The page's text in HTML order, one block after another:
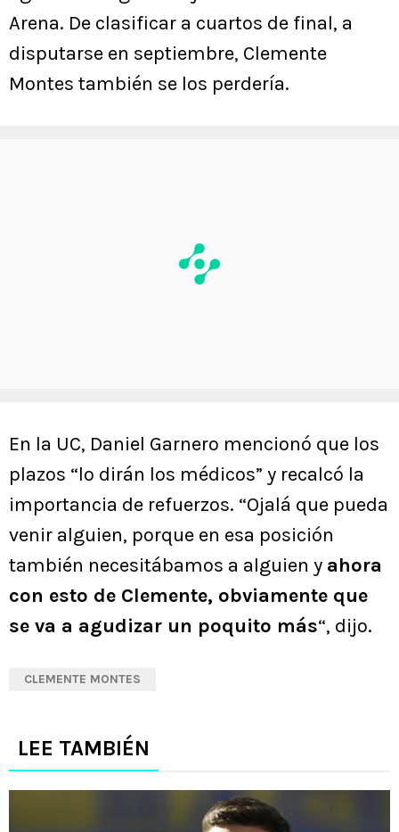
Arena. De clasificar a cuartos de final, a
disputarse en septiembre, Clemente
Montes también se los perdería.
En la UC, Daniel Garnero mencionó que los
plazos “lo dirán los médicos” y recalcó la
importancia de refuerzos. “Ojalá que pueda
venir alguien, porque en esa posición
también necesitábamos a alguien y ahora
con esto de Clemente, obviamente que
se va a agudizar un poquito más“, dijo.
CLEMENTE MONTES
LEE TAMBIÉN